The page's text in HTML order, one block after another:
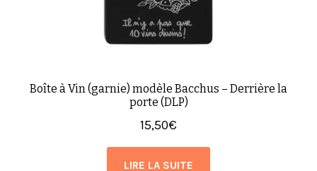
Boîte à Vin (garnie) modèle Bacchus – Derrière la
porte (DLP)
15,50€
LIRE LA SUITE